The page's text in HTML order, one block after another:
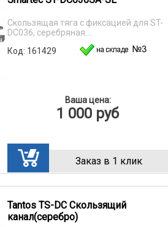
Скользящая тяга с фиксацией для ST-
DC036, серебряная....
Код: 161429
Ваша цена:
1 000 руб
Заказ в 1 клик
Tantos TS-DC Скользящий
канал(серебро)